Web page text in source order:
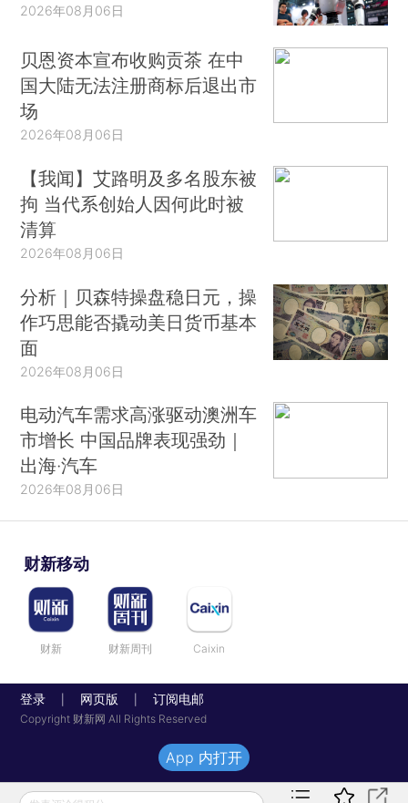
2026年08月06日
贝恩资本宣布收购贡茶 在中
国大陆无法注册商标后退出市
场
2026年08月06日
【我闻】艾路明及多名股东被
拘 当代系创始人因何此时被
清算
2026年08月06日
分析｜贝森特操盘稳日元，操
作巧思能否撬动美日货币基本
面
2026年08月06日
电动汽车需求高涨驱动澳洲车
市增长 中国品牌表现强劲｜
出海·汽车
2026年08月06日
财新移动
财新 财新周刊 Caixin
登录 网页版 订阅电邮
Copyright 财新网 All Rights Reserved
App 内打开